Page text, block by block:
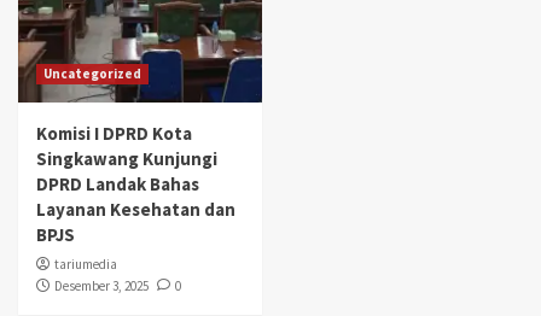
Uncategorized
Komisi I DPRD Kota
Singkawang Kunjungi
DPRD Landak Bahas
Layanan Kesehatan dan
BPJS
tariumedia
Desember 3, 2025
0